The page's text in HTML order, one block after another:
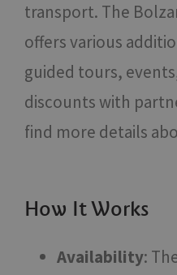
transport. The
offers various
guided tours,
discounts with
find more details
How It Works
Availability: